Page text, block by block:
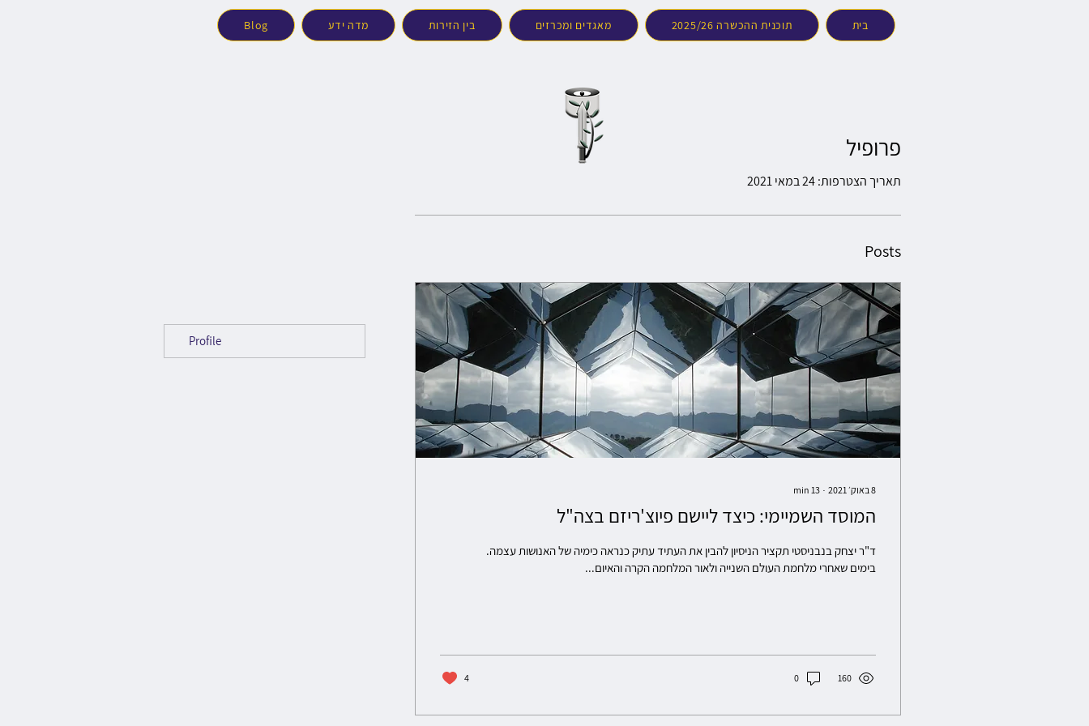
בית תוכנית ההכשרה 2025/26 מאגדים ומכרזים בין הזירות מדה ידע Blog
פרופיל
תאריך הצטרפות: 24 במאי 2021
Posts
8 באוק׳ 2021 ∙
13
min
המוסד השמיימי: כיצד ליישם פיוצ'ריזם בצה"ל
ד"ר יצחק בנבניסטי תקציר הניסיון להבין את העתיד עתיק כנראה כימיה של האנושות עצמה.
בימים שאחרי מלחמת העולם השנייה ולאור המלחמה הקרה והאיום...
160
0
4
Profile